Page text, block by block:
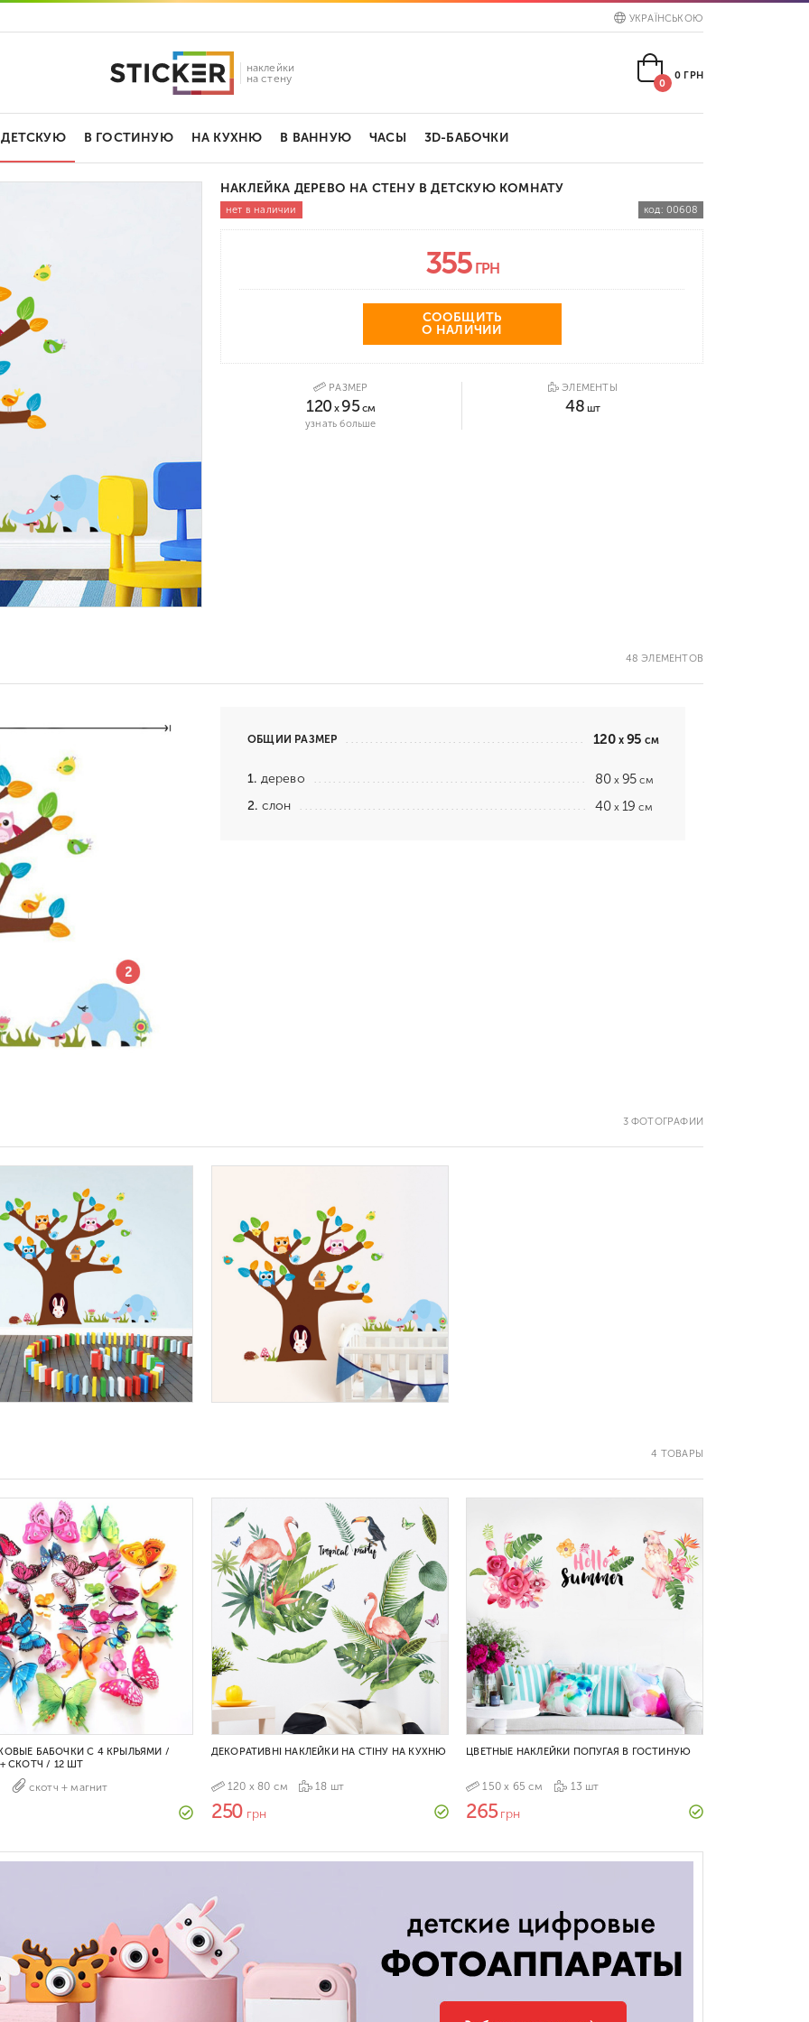
УКРАЇНСЬКОЮ
наклейки
на стену
0
0 ГРН
ДЕТСКУЮ В ГОСТИНУЮ НА КУХНЮ В ВАННУЮ ЧАСЫ 3D-БАБОЧКИ
НАКЛЕЙКА ДЕРЕВО НА СТЕНУ В ДЕТСКУЮ КОМНАТУ
нет в наличии код: 00608
355 ГРН
СООБЩИТЬ
О НАЛИЧИИ
РАЗМЕР
120 x 95см
узнать больше
ЭЛЕМЕНТЫ
48 шт
48 ЭЛЕМЕНТОВ
ОБЩИЙ РАЗМЕР 120 x95 см
1. дерево 80 x95 см
2. слон 40 x19 см
3 ФОТОГРАФИИ
4 ТОВАРЫ
БАБОЧКИ С 4 КРЫЛЬЯМИ /
СКОТЧ / 12 ШТ
скотч + магнит
ДЕКОРАТИВНІ НАКЛЕЙКИ НА СТІНУ НА КУХНЮ
120 х 80 см 18 шт
250 грн
ЦВЕТНЫЕ НАКЛЕЙКИ ПОПУГАЯ В ГОСТИНУЮ
150 х 65 см 13 шт
265грн